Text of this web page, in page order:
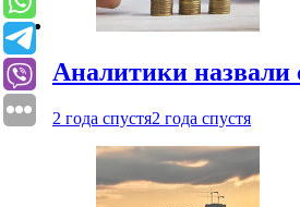
Аналитики
2 года спустя2 года спустя